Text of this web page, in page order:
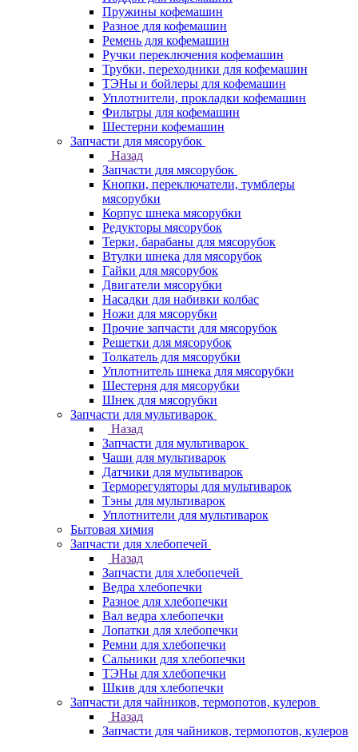
Пружины кофемашин
Разное для кофемашин
Ремень для кофемашин
Ручки переключения кофемашин
Трубки, переходники для кофемашин
ТЭНы и бойлеры для кофемашин
Уплотнители, прокладки кофемашин
Фильтры для кофемашин
Шестерни кофемашин
Запчасти для мясорубок
Назад
Запчасти для мясорубок
Кнопки, переключатели, тумблеры
мясорубки
Корпус шнека мясорубки
Редукторы мясорубок
Терки, барабаны для мясорубок
Втулки шнека для мясорубок
Гайки для мясорубок
Двигатели мясорубки
Насадки для набивки колбас
Ножи для мясорубки
Прочие запчасти для мясорубок
Решетки для мясорубок
Толкатель для мясорубки
Уплотнитель шнека для мясорубки
Шестерня для мясорубки
Шнек для мясорубки
Запчасти для мультиварок
Назад
Запчасти для мультиварок
Чаши для мультиварок
Датчики для мультиварок
Терморегуляторы для мультиварок
Тэны для мультиварок
Уплотнители для мультиварок
Бытовая химия
Запчасти для хлебопечей
Назад
Запчасти для хлебопечей
Ведра хлебопечки
Разное для хлебопечки
Вал ведра хлебопечки
Лопатки для хлебопечки
Ремни для хлебопечки
Сальники для хлебопечки
ТЭНы для хлебопечки
Шкив для хлебопечки
Запчасти для чайников, термопотов, кулеров
Назад
Запчасти для чайников, термопотов, кулеров